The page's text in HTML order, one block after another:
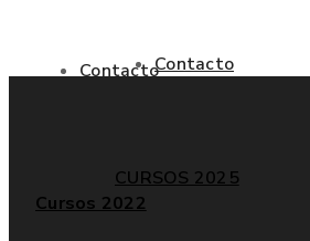
Contacto
Cursos 2022
Contacto
CURSOS 2025